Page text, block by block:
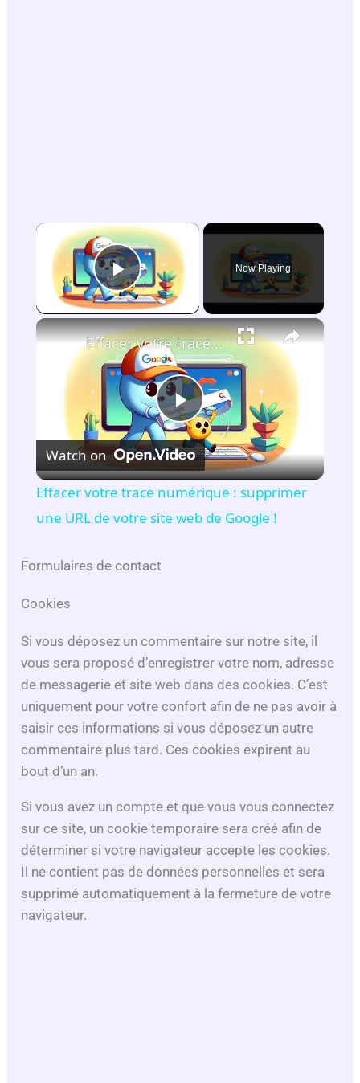
×
Play Video
Now Playing
×
P
l
a
i
d
e
o
Effacer votre trace numérique : supprimer une URL de votre site web de Google !
Watch on
Effacer votre trace numérique : supprimer
une URL de votre site web de Google !
Formulaires de contact
Cookies
Si vous déposez un commentaire sur notre site, il
vous sera proposé d’enregistrer votre nom, adresse
de messagerie et site web dans des cookies. C’est
uniquement pour votre confort afin de ne pas avoir à
saisir ces informations si vous déposez un autre
commentaire plus tard. Ces cookies expirent au
bout d’un an.
Si vous avez un compte et que vous vous connectez
sur ce site, un cookie temporaire sera créé afin de
déterminer si votre navigateur accepte les cookies.
Il ne contient pas de données personnelles et sera
supprimé automatiquement à la fermeture de votre
navigateur.